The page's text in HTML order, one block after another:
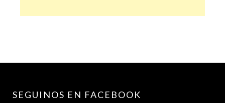
SEGUINOS EN FACEBOOK